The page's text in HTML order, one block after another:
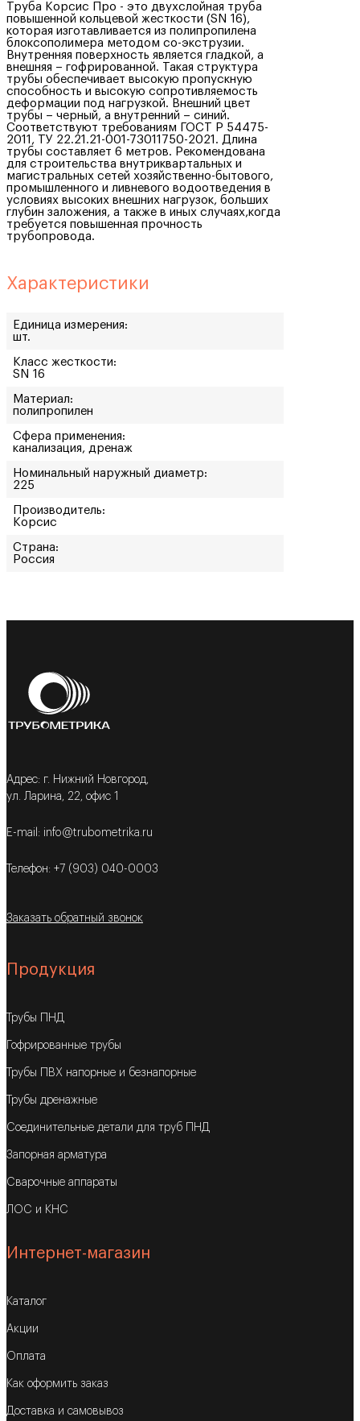
Труба Корсис Про - это двухслойная труба
повышенной кольцевой жесткости (SN 16),
которая изготавливается из полипропилена
блоксополимера методом со-экструзии.
Внутренняя поверхность является гладкой, а
внешняя – гофрированной. Такая структура
трубы обеспечивает высокую пропускную
способность и высокую сопротивляемость
деформации под нагрузкой. Внешний цвет
трубы – черный, а внутренний – синий.
Соответствуют требованиям ГОСТ Р 54475-
2011, ТУ 22.21.21-001-73011750-2021. Длина
трубы составляет 6 метров. Рекомендована
для строительства внутриквартальных и
магистральных сетей хозяйственно-бытового,
промышленного и ливневого водоотведения в
условиях высоких внешних нагрузок, больших
глубин заложения, а также в иных случаях,когда
требуется повышенная прочность
трубопровода.
Характеристики
Единица измерения:
шт.
Класс жесткости:
SN 16
Материал:
полипропилен
Сфера применения:
канализация, дренаж
Номинальный наружный диаметр:
225
Производитель:
Корсис
Страна:
Россия
Адрес: г. Нижний Новгород,
ул. Ларина, 22, офис 1
E-mail: info@trubometrika.ru
Телефон: +7 (903) 040-0003
Заказать обратный звонок
Продукция
Трубы ПНД
Гофрированные трубы
Трубы ПВХ напорные и безнапорные
Трубы дренажные
Соединительные детали для труб ПНД
Запорная арматура
Сварочные аппараты
ЛОС и КНС
Интернет-магазин
Каталог
Акции
Оплата
Как оформить заказ
Доставка и самовывоз